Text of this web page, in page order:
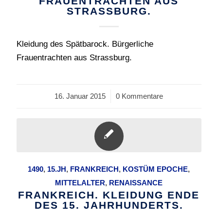
STRASSBURG.
Kleidung des Spätbarock. Bürgerliche
Frauentrachten aus Strassburg.
16. Januar 2015
/ 0 Kommentare
1490, 15.JH, FRANKREICH, KOSTÜM EPOCHE,
MITTELALTER, RENAISSANCE
FRANKREICH. KLEIDUNG ENDE
DES 15. JAHRHUNDERTS.